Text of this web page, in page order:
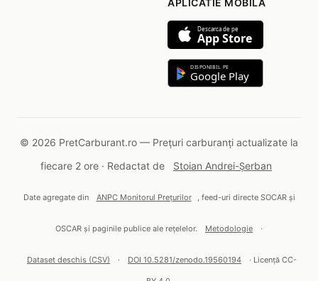
APLICATIE MOBILA
Descarca de pe
App Store
DISPONIBIL PE
Google Play
© 2026 PretCarburant.ro — Prețuri carburanți actualizate la
fiecare 2 ore · Redactat de
Stoian Andrei-Șerban
Date agregate din ANPC Monitorul Prețurilor , feed-uri directe SOCAR și
OSCAR și paginile publice ale rețelelor. Metodologie ·
Dataset deschis (CSV) · DOI 10.5281/zenodo.19560194 · Licență CC-